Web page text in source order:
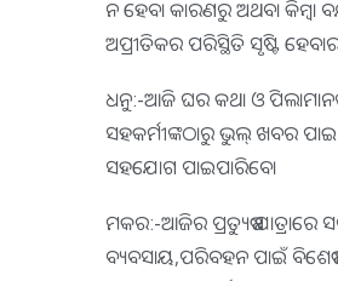
ନ ହେବା କାରଣରୁ ଅଥବା
ଅପ୍ରୀତିକର ପରିସ୍ଥିତି ସୃଷ୍ଟି
ଧନୁ:-ଆଜି ଘର କଥା ଓ
ସହକର୍ମୀଙ୍କଠାରୁ ଭୁଲ୍‌ ଖବର
ସହଯୋଗ ପାଇପାରିବେ।
ମକର:-ଆଜିର ପ୍ରତ୍ୟୁଷ
ବ୍ୟବସାୟ,ପରିବହନ ପାଇଁ ବିଶେଷ